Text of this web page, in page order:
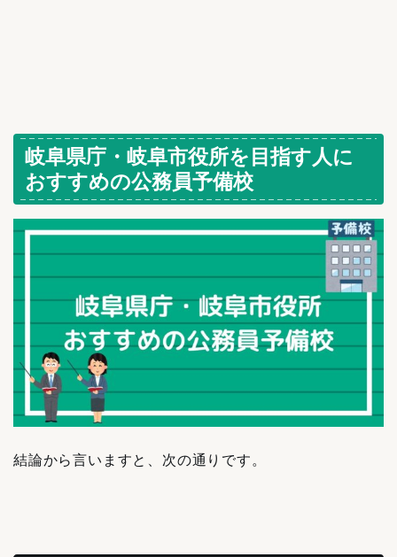
岐阜県庁・岐阜市役所を目指す人に
おすすめの公務員予備校
結論から言いますと、次の通りです。